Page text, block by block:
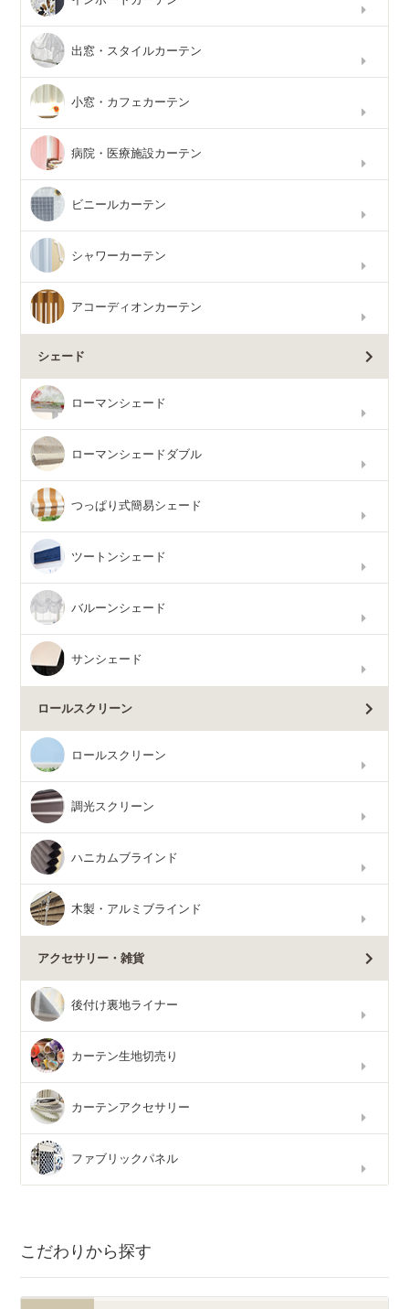
出窓・スタイルカーテン
小窓・カフェカーテン
病院・医療施設カーテン
ビニールカーテン
シャワーカーテン
アコーディオンカーテン
シェード
ローマンシェード
ローマンシェードダブル
つっぱり式簡易シェード
ツートンシェード
バルーンシェード
サンシェード
ロールスクリーン
ロールスクリーン
調光スクリーン
ハニカムブラインド
木製・アルミブラインド
アクセサリー・雑貨
後付け裏地ライナー
カーテン生地切売り
カーテンアクセサリー
ファブリックパネル
こだわりから探す